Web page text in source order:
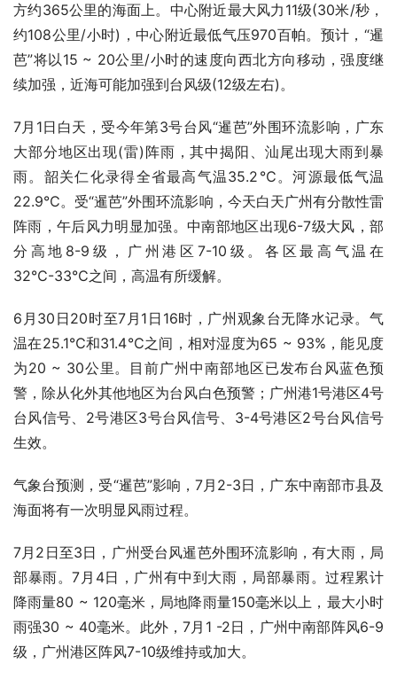
方约365公里的海面上。中心附近最大风力11级(30米/秒，
约108公里/小时)，中心附近最低气压970百帕。预计，“暹
芭”将以15 ~ 20公里/小时的速度向西北方向移动，强度继
续加强，近海可能加强到台风级(12级左右)。
7月1日白天，受今年第3号台风“暹芭”外围环流影响，广东
大部分地区出现(雷)阵雨，其中揭阳、汕尾出现大雨到暴
雨。韶关仁化录得全省最高气温35.2℃。河源最低气温
22.9℃。受“暹芭”外围环流影响，今天白天广州有分散性雷
阵雨，午后风力明显加强。中南部地区出现6-7级大风，部
分高地8-9级，广州港区7-10级。各区最高气温在
32℃-33℃之间，高温有所缓解。
6月30日20时至7月1日16时，广州观象台无降水记录。气
温在25.1℃和31.4℃之间，相对湿度为65 ~ 93%，能见度
为20 ~ 30公里。目前广州中南部地区已发布台风蓝色预
警，除从化外其他地区为台风白色预警；广州港1号港区4号
台风信号、2号港区3号台风信号、3-4号港区2号台风信号
生效。
气象台预测，受“暹芭”影响，7月2-3日，广东中南部市县及
海面将有一次明显风雨过程。
7月2日至3日，广州受台风暹芭外围环流影响，有大雨，局
部暴雨。7月4日，广州有中到大雨，局部暴雨。过程累计
降雨量80 ~ 120毫米，局地降雨量150毫米以上，最大小时
雨强30 ~ 40毫米。此外，7月1 -2日，广州中南部阵风6-9
级，广州港区阵风7-10级维持或加大。